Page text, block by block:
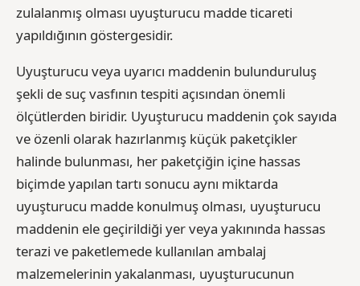
zulalanmış olması uyuşturucu madde ticareti
yapıldığının göstergesidir.
Uyuşturucu veya uyarıcı maddenin bulunduruluş
şekli de suç vasfının tespiti açısından önemli
ölçütlerden biridir. Uyuşturucu maddenin çok sayıda
ve özenli olarak hazırlanmış küçük paketçikler
halinde bulunması, her paketçiğin içine hassas
biçimde yapılan tartı sonucu aynı miktarda
uyuşturucu madde konulmuş olması, uyuşturucu
maddenin ele geçirildiği yer veya yakınında hassas
terazi ve paketlemede kullanılan ambalaj
malzemelerinin yakalanması, uyuşturucunun